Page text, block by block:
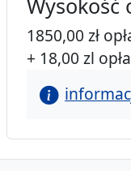
Wysokość
1850,00 zł
+ 18,00 zl